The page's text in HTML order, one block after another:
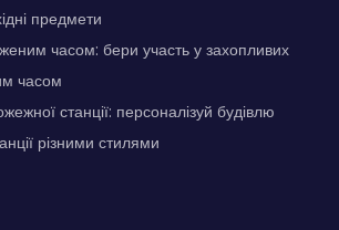
предмети
часом: бери участь у захопливих
часом
станції: персоналізуй будівлю
різними стилями